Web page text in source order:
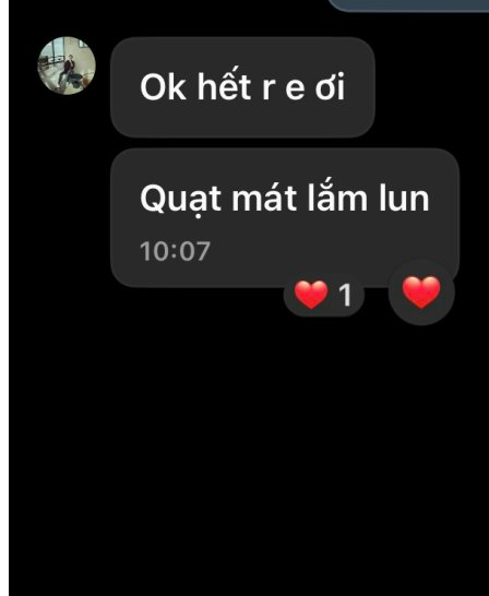
Tất cả các mẫu quạt trần của Mr.Vũ, thời gian bảo hành lên